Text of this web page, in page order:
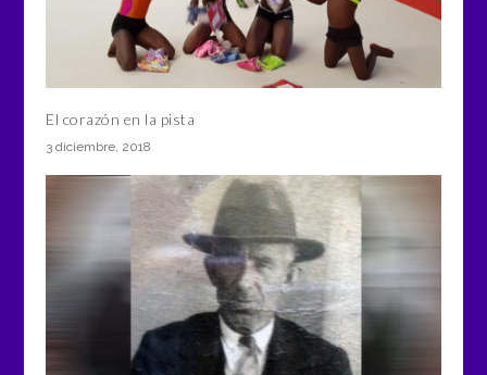
El corazón en la pista
3 diciembre, 2018